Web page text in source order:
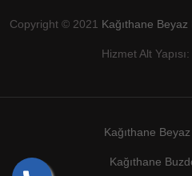
Copyright © 2021 Kağıthane
Hizmet Alt Yapısı:
Kağıthane
Kağıthane